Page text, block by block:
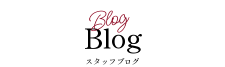
Blog
Blog
スタッフブログ